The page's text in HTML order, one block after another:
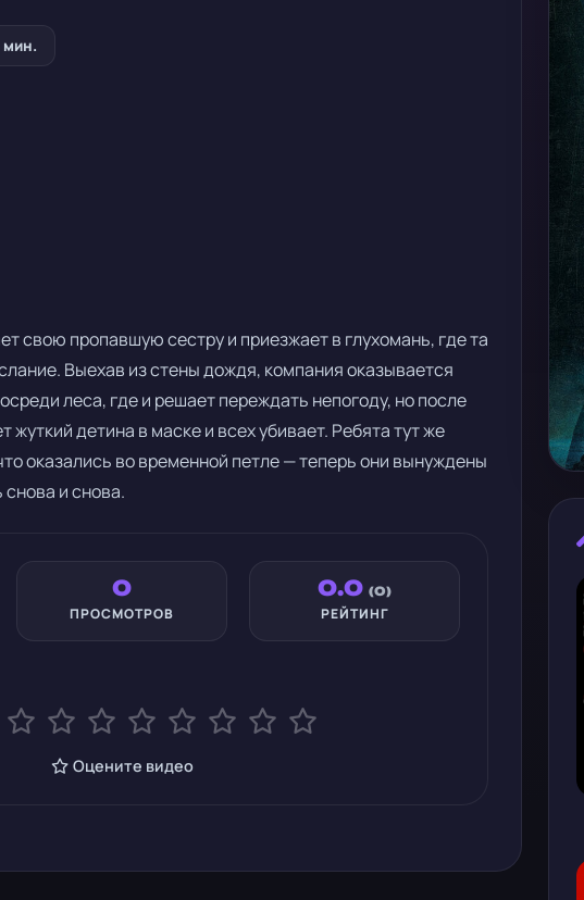
мин.
свою пропавшую сестру и приезжает в глухомань, где та
Выехав из стены дождя, компания оказывается
леса, где и решает переждать непогоду, но после
жуткий детина в маске и всех убивает. Ребята тут же
оказались во временной петле — теперь они вынуждены
и снова.
0
ПРОСМОТРОВ
0.0 (0)
РЕЙТИНГ
Оцените видео